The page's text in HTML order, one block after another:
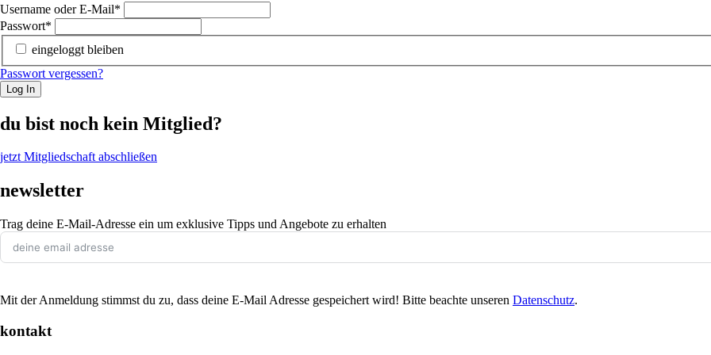
Username oder E-Mail*
Passwort*
eingeloggt bleiben
Passwort vergessen?
Log In
du bist noch kein Mitglied?
jetzt Mitgliedschaft abschließen
newsletter
Trag deine E-Mail-Adresse ein um exklusive Tipps und Angebote zu erhalten
Mit der Anmeldung stimmst du zu, dass deine E-Mail Adresse gespeichert wird! Bitte beachte unseren Datenschutz.
kontakt